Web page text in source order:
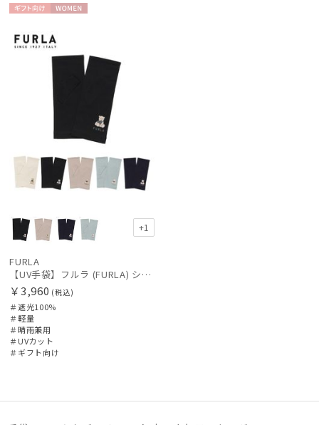
レディース
カテゴリー
傘機能
その他
カラー
価格・割引率
価格の高い
価格の低い
人気順
売上点数順
お気に入り
向け
N
+1
FURLA
【UV手袋】フルラ (FURLA) ショート ＵＶ手袋 ハートベア 指無し
￥3,960 (税込)
＃遮光100%
＃軽量
＃晴雨兼用
＃UVカット
＃ギフト向け